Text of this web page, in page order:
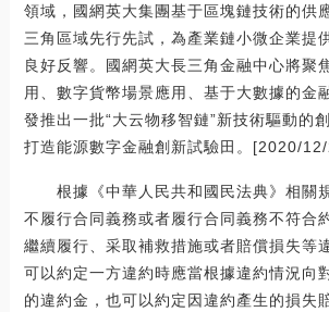
領域，國網英大集團基于區塊鏈技術的供
三角區域先行先試，為產業鏈小微企業提
良好反響。國網英大長三角金融中心將聚
用、數字貨幣場景應用、基于大數據的金
發推出一批“大云物移智鏈”新技術驅動的
打造能源數字金融創新試驗田。[2020/
根據《中華人民共和國民法典》相關
不履行合同義務或者履行合同義務不符合
繼續履行、采取補救措施或者賠償損失等
可以約定一方違約時應當根據違約情況向
的違約金，也可以約定因違約產生的損失